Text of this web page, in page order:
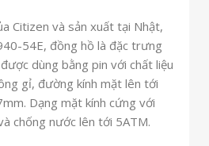
Citizen và sản xuất tại Nhật,
54E, đồng hồ là đặc trưng
dùng bằng pin với chất liệu
gỉ, đường kính mặt lên tới
Dạng mặt kính cứng với
chống nước lên tới 5ATM.